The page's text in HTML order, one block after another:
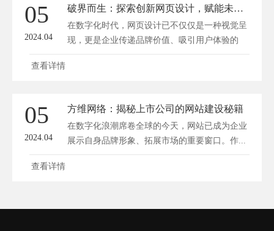
05
2024.04
破界而生：探索创新网页设计，赋能未来数字体验
在数字化时代，网页设计已不仅仅是一种视觉呈
现，更是企业传递品牌价值、吸引用户体验的
重...
查看详情
05
2024.04
方维网络：揭秘上市公司的网站建设秘籍
在数字化浪潮席卷全球的今天，网站已成为企业
展示自身品牌形象、拓展市场的重要窗口。作...
查看详情